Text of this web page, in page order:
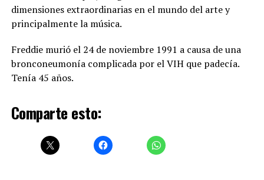
dimensiones extraordinarias en el mundo del arte y
principalmente la música.
Freddie murió el 24 de noviembre 1991 a causa de una
bronconeumonía complicada por el VIH que padecía.
Tenía 45 años.
Comparte esto: